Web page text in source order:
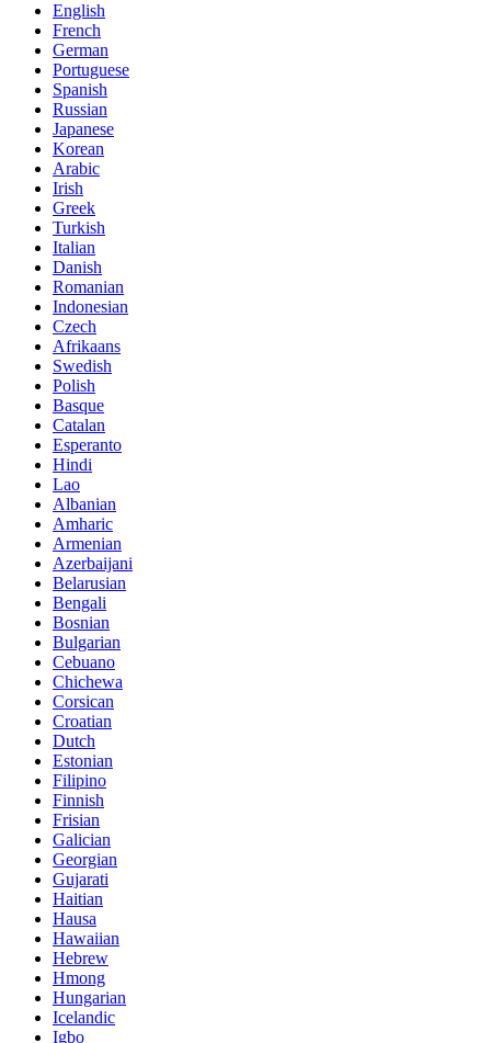
English
French
German
Portuguese
Spanish
Russian
Japanese
Korean
Arabic
Irish
Greek
Turkish
Italian
Danish
Romanian
Indonesian
Czech
Afrikaans
Swedish
Polish
Basque
Catalan
Esperanto
Hindi
Lao
Albanian
Amharic
Armenian
Azerbaijani
Belarusian
Bengali
Bosnian
Bulgarian
Cebuano
Chichewa
Corsican
Croatian
Dutch
Estonian
Filipino
Finnish
Frisian
Galician
Georgian
Gujarati
Haitian
Hausa
Hawaiian
Hebrew
Hmong
Hungarian
Icelandic
Igbo